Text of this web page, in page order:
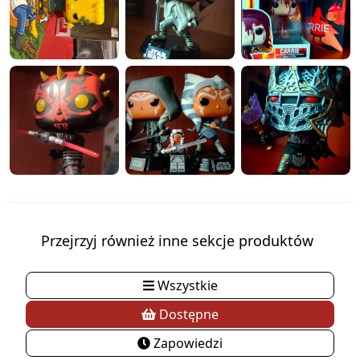
Przejrzyj również inne sekcje produktów
Wszystkie
Dostępne
Zapowiedzi